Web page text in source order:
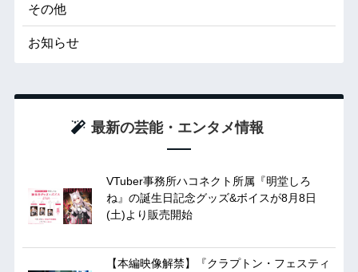
その他
お知らせ
最新の芸能・エンタメ情報
VTuber事務所ハコネクト所属『明堂しろ
ね』の誕生日記念グッズ&ボイスが8月8日
(土)より販売開始
【本編映像解禁】『クラプトン・フェスティ